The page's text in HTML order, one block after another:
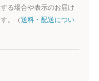
る場合や表示のお届け
。（送料・配送につい